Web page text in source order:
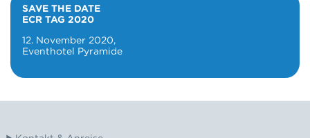
SAVE THE DATE
ECR TAG 2020
12. November 2020,
Eventhotel Pyramide